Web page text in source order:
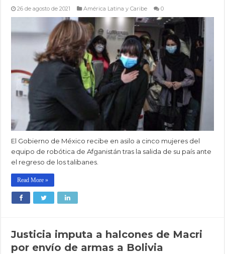
26 de agosto de 2021 América Latina y Caribe 0
El Gobierno de México recibe en asilo a cinco mujeres del
equipo de robótica de Afganistán tras la salida de su país ante
el regreso de los talibanes.
Read More »
Justicia imputa a halcones de Macri
por envío de armas a Bolivia